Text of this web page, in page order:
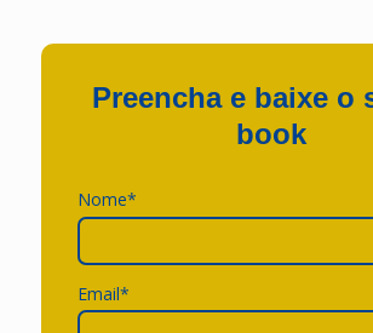
Preencha e baixe o
book
Nome*
Email*